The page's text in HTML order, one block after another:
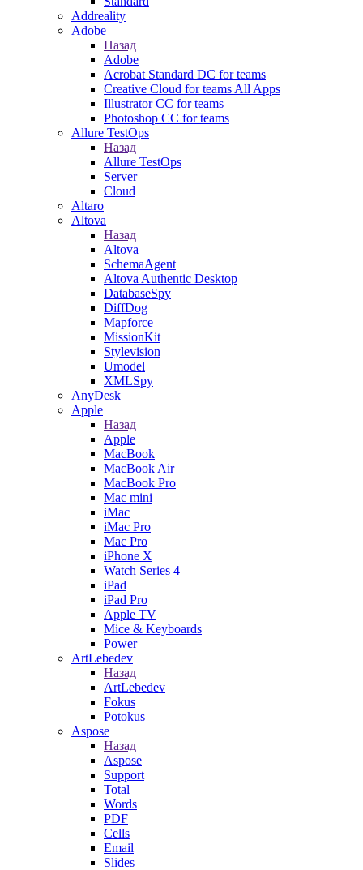
Addreality
Adobe
Назад
Adobe
Acrobat Standard DC for teams
Creative Cloud for teams All Apps
Illustrator CC for teams
Photoshop CC for teams
Allure TestOps
Назад
Allure TestOps
Server
Cloud
Altaro
Altova
Назад
Altova
SchemaAgent
Altova Authentic Desktop
DatabaseSpy
DiffDog
Mapforce
MissionKit
Stylevision
Umodel
XMLSpy
AnyDesk
Apple
Назад
Apple
MacBook
MacBook Air
MacBook Pro
Mac mini
iMac
iMac Pro
Mac Pro
iPhone X
Watch Series 4
iPad
iPad Pro
Apple TV
Mice & Keyboards
Power
ArtLebedev
Назад
ArtLebedev
Fokus
Potokus
Aspose
Назад
Aspose
Support
Total
Words
PDF
Cells
Email
Slides